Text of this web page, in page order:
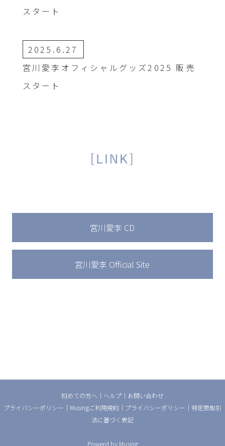
スタート
2025.6.27
宮川愛李オフィシャルグッズ2025 販売
スタート
宮川愛李 CD
宮川愛李 Official Site
初めての方へ │ ヘルプ │ お問い合わせ
プライバシーポリシー ｜ Musingご利用規約 ｜ プライバシーポリシー ｜ 特定商取引
法に基づく表記
Powerd by Musing